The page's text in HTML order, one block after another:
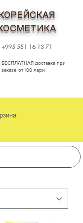
КОРЕЙСКАЯ
+995 551 16 13 71
БЕСПЛАТНАЯ доставка при
заказе от 100 лари